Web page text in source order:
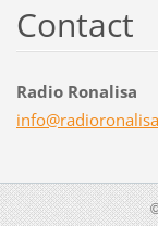
Contact
Radio Ronalisa
info@radioronali